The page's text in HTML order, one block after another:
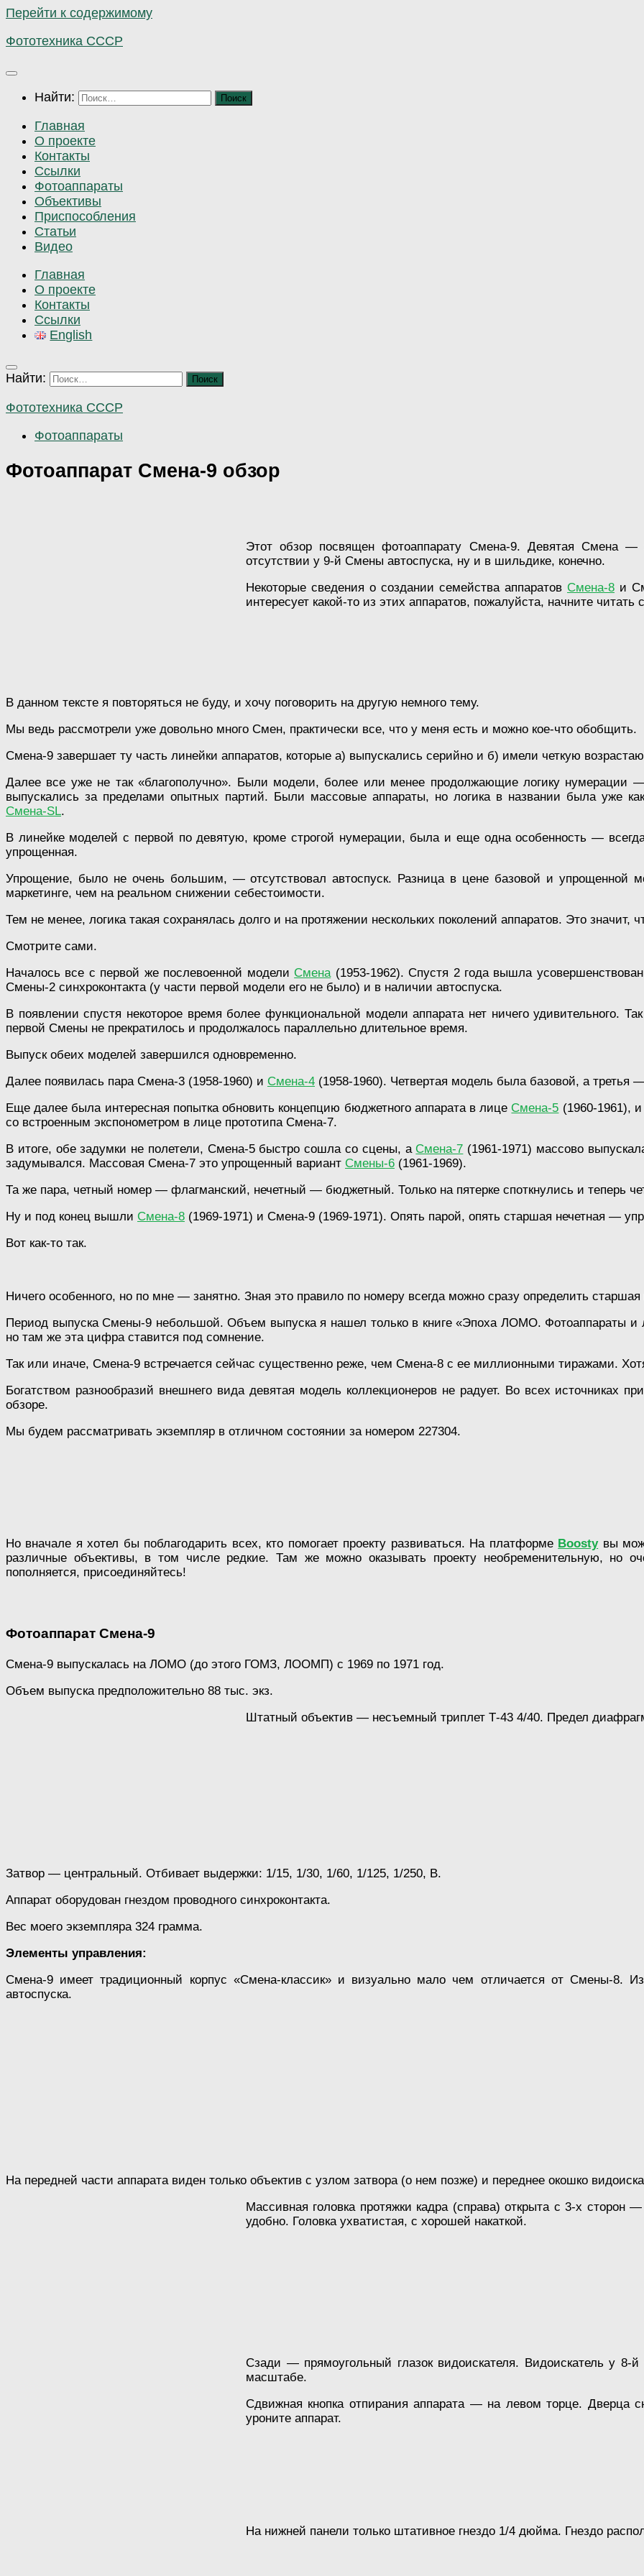
Перейти к содержимому
Фототехника СССР
Найти:
Главная
О проекте
Контакты
Ссылки
Фотоаппараты
Объективы
Приспособления
Статьи
Видео
Главная
О проекте
Контакты
Ссылки
English
Найти:
Фототехника СССР
Фотоаппараты
Фотоаппарат Смена-9 обзор
Этот обзор посвящен фотоаппарату Смена-9. Девятая Смена
отсутствии у 9-й Смены автоспуска, ну и в шильдике, конечно.
Некоторые сведения о создании семейства аппаратов Смена-8 и
интересует какой-то из этих аппаратов, пожалуйста, начните читать с
В данном тексте я повторяться не буду, и хочу поговорить на другую немного тему.
Мы ведь рассмотрели уже довольно много Смен, практически все, что у меня есть и можно кое-что обобщить.
Смена-9 завершает ту часть линейки аппаратов, которые а) выпускались серийно и б) имели четкую
Далее все уже не так «благополучно». Были модели, более или менее продолжающие логику
выпускались за пределами опытных партий. Были массовые аппараты, но логика в названии была уже
Смена-SL.
В линейке моделей с первой по девятую, кроме строгой нумерации, была и еще одна особенность —
упрощенная.
Упрощение, было не очень большим, — отсутствовал автоспуск. Разница в цене базовой и упрощенной
маркетинге, чем на реальном снижении себестоимости.
Тем не менее, логика такая сохранялась долго и на протяжении нескольких поколений аппаратов. Это значит,
Смотрите сами.
Началось все с первой же послевоенной модели Смена (1953-1962). Спустя 2 года вышла
Смены-2 синхроконтакта (у части первой модели его не было) и в наличии автоспуска.
В появлении спустя некоторое время более функциональной модели аппарата нет ничего удивительного.
первой Смены не прекратилось и продолжалось параллельно длительное время.
Выпуск обеих моделей завершился одновременно.
Далее появилась пара Смена-3 (1958-1960) и Смена-4 (1958-1960). Четвертая модель была базовой, а третья
Еще далее была интересная попытка обновить концепцию бюджетного аппарата в лице Смена-5 (1960-1961),
со встроенным экспонометром в лице прототипа Смена-7.
В итоге, обе задумки не полетели, Смена-5 быстро сошла со сцены, а Смена-7 (1961-1971) массово
задумывался. Массовая Смена-7 это упрощенный вариант Смены-6 (1961-1969).
Та же пара, четный номер — флагманский, нечетный — бюджетный. Только на пятерке споткнулись и теперь
Ну и под конец вышли Смена-8 (1969-1971) и Смена-9 (1969-1971). Опять парой, опять старшая нечетная —
Вот как-то так.
Ничего особенного, но по мне — занятно. Зная это правило по номеру всегда можно сразу определить
Период выпуска Смены-9 небольшой. Объем выпуска я нашел только в книге «Эпоха ЛОМО. Фотоаппараты и
но там же эта цифра ставится под сомнение.
Так или иначе, Смена-9 встречается сейчас существенно реже, чем Смена-8 с ее миллионными тиражами.
Богатством разнообразий внешнего вида девятая модель коллекционеров не радует. Во всех источниках
обзоре.
Мы будем рассматривать экземпляр в отличном состоянии за номером 227304.
Но вначале я хотел бы поблагодарить всех, кто помогает проекту развиваться. На платформе Boostyвы
различные объективы, в том числе редкие. Там же можно оказывать проекту необременительную, но
пополняется, присоединяйтесь!
Фотоаппарат Смена-9
Смена-9 выпускалась на ЛОМО (до этого ГОМЗ, ЛООМП) с 1969 по 1971 год.
Объем выпуска предположительно 88 тыс. экз.
Штатный объектив — несъемный триплет Т-43 4/40. Предел
Затвор — центральный. Отбивает выдержки: 1/15, 1/30, 1/60, 1/125, 1/250, В.
Аппарат оборудован гнездом проводного синхроконтакта.
Вес моего экземпляра 324 грамма.
Элементы управления:
Смена-9 имеет традиционный корпус «Смена-классик» и визуально мало чем отличается от Смены-8.
автоспуска.
На передней части аппарата виден только объектив с узлом затвора (о нем позже) и переднее окошко
Массивная головка протяжки кадра (справа) открыта с 3-х сторон
удобно. Головка ухватистая, с хорошей накаткой.
Сзади — прямоугольный глазок видоискателя. Видоискатель у
масштабе.
Сдвижная кнопка отпирания аппарата — на левом торце. Дверца
уроните аппарат.
На нижней панели только штативное гнездо 1/4 дюйма. Гнездо